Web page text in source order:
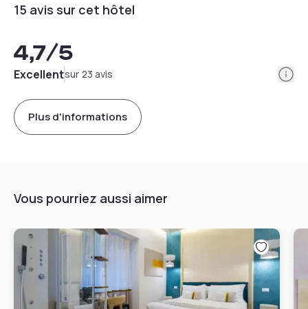
15 avis sur cet hôtel
4,7/5
Excellentsur 23 avis
Plus d'informations
Vous pourriez aussi aimer